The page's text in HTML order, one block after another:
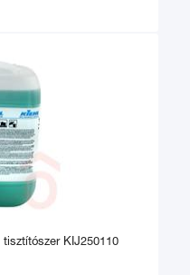
tisztítószer KIJ250110